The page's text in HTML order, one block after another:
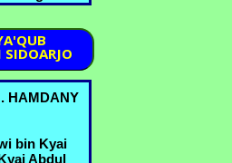
binti
Amin -
&
bin
Muniroh
Muniroh &
&
( Belum )
HAMDANY
bin Kyai
Abdul